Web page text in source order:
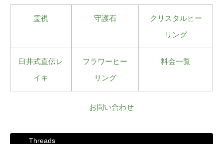
霊視 守護石
クリスタルヒー
リング
臼井式直伝レ
イキ
フラワーヒー
リング
料金一覧
お問い合わせ
Threads